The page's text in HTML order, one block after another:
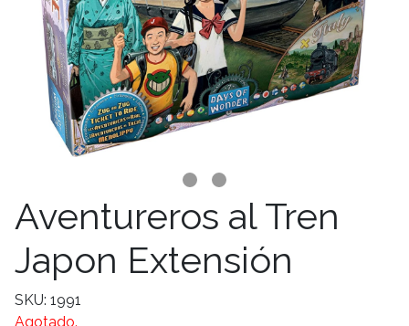
Aventureros al Tren
Japon Extensión
SKU: 1991
Agotado.